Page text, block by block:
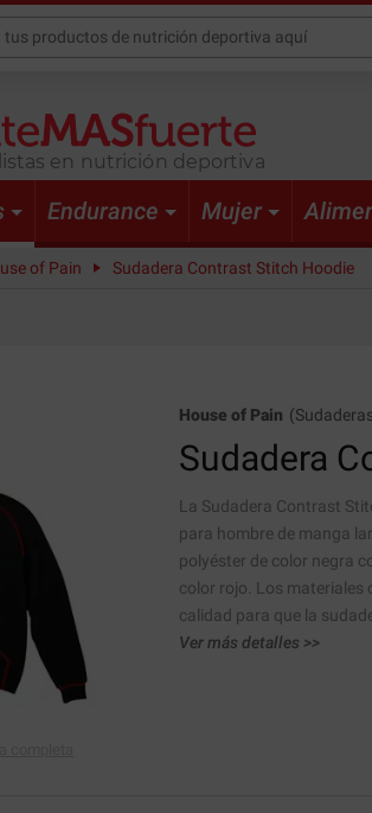
en nutrición deportiva
Endurance Mujer
of Pain Sudadera Contrast Stitch Hoodie
House of Pain (Sudaderas
Sudadera
La Sudadera Contrast
para hombre de manga
polyéster de color negra
color rojo. Los materiales
calidad para que la
Ver más detalles >>